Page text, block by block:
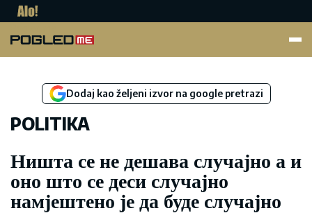
Dodaj kao željeni izvor na google pretrazi
POLITIKA
Ништа се не дешава случајно а и
оно што се деси случајно
намјештено је да буде случајно